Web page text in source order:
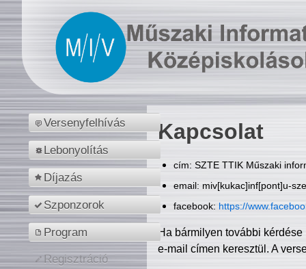
Versenyfelhívás
Lebonyolítás
Díjazás
Szponzorok
Program
Regisztráció
Kapcsolat
cím: SZTE TTIK Műszaki
email: miv[kukac]inf[pont]u-
facebook: https://
Ha bármilyen további
e-mail címen keresztül. A